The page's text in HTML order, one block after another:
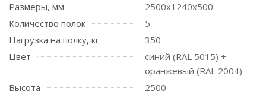
Размеры, мм
2500х1240х500
Количество полок
5
Нагрузка на полку, кг
350
Цвет
синий (RAL 5015) +
оранжевый (RAL 2004)
Высота
2500